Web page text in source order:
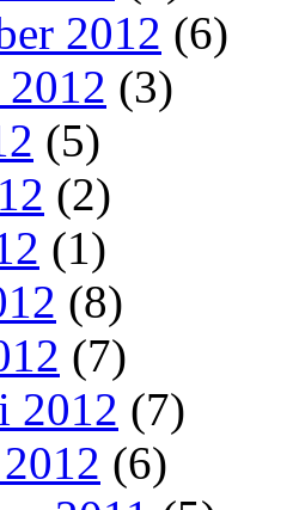
2012 (6)
(3)
(5)
(2)
(1)
(8)
(7)
2012 (7)
(6)